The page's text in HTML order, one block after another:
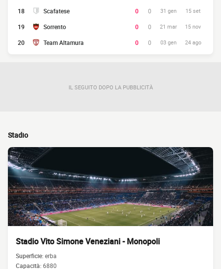
18 Scafatese 0 0 31 gen 15 set
19 Sorrento 0 0 21 mar 15 nov
20 Team Altamura 0 0 03 gen 24 ago
IL SEGUITO DOPO LA PUBBLICITÀ
Stadio
Stadio Vito Simone Veneziani - Monopoli
Superficie:erba
Capacità:6880